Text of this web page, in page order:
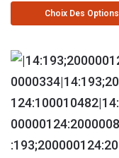
Choix Des Options